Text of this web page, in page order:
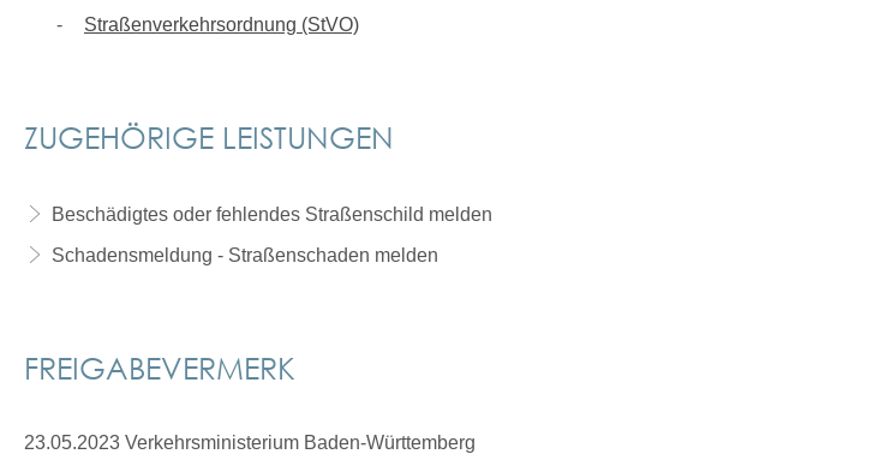
Straßenverkehrsordnung (StVO)
ZUGEHÖRIGE LEISTUNGEN
Beschädigtes oder fehlendes Straßenschild melden
Schadensmeldung - Straßenschaden melden
FREIGABEVERMERK
23.05.2023 Verkehrsministerium Baden-Württemberg